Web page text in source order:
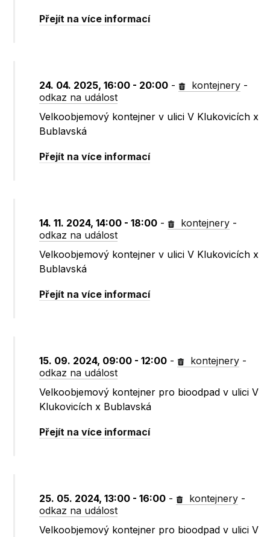
Přejít na více informací
24. 04. 2025, 16:00 - 20:00 - kontejnery -
odkaz na událost
Velkoobjemový kontejner v ulici V Klukovicích x
Bublavská
Přejít na více informací
14. 11. 2024, 14:00 - 18:00 - kontejnery -
odkaz na událost
Velkoobjemový kontejner v ulici V Klukovicích x
Bublavská
Přejít na více informací
15. 09. 2024, 09:00 - 12:00 - kontejnery -
odkaz na událost
Velkoobjemový kontejner pro bioodpad v ulici V
Klukovicích x Bublavská
Přejít na více informací
25. 05. 2024, 13:00 - 16:00 - kontejnery -
odkaz na událost
Velkoobjemový kontejner pro bioodpad v ulici V